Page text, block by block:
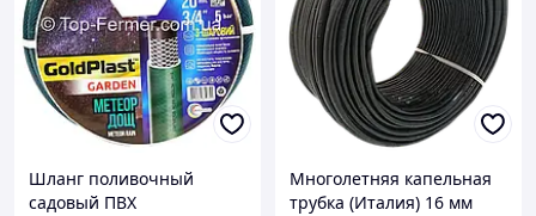
Шланг поливочный
садовый ПВХ
Многолетняя капельная
трубка (Италия) 16 мм